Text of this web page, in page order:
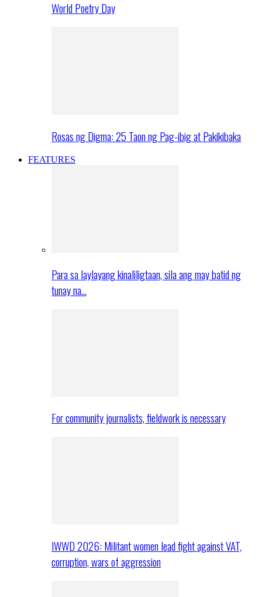
World Poetry Day
Rosas ng Digma: 25 Taon ng Pag-ibig at Pakikibaka
FEATURES
Para sa laylayang kinaliligtaan, sila ang may batid ng
tunay na…
For community journalists, fieldwork is necessary
IWWD 2026: Militant women lead fight against VAT,
corruption, wars of aggression